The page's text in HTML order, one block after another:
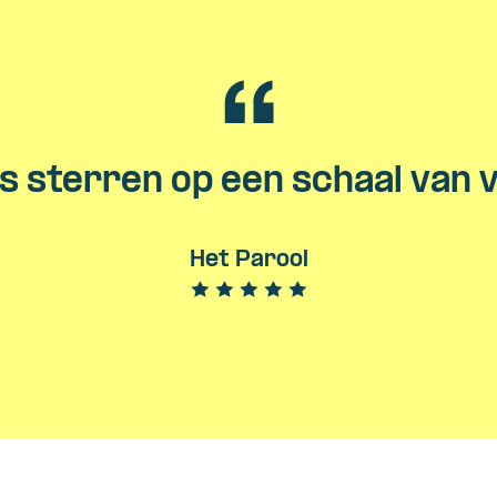
sterren op een schaal van
Het Parool